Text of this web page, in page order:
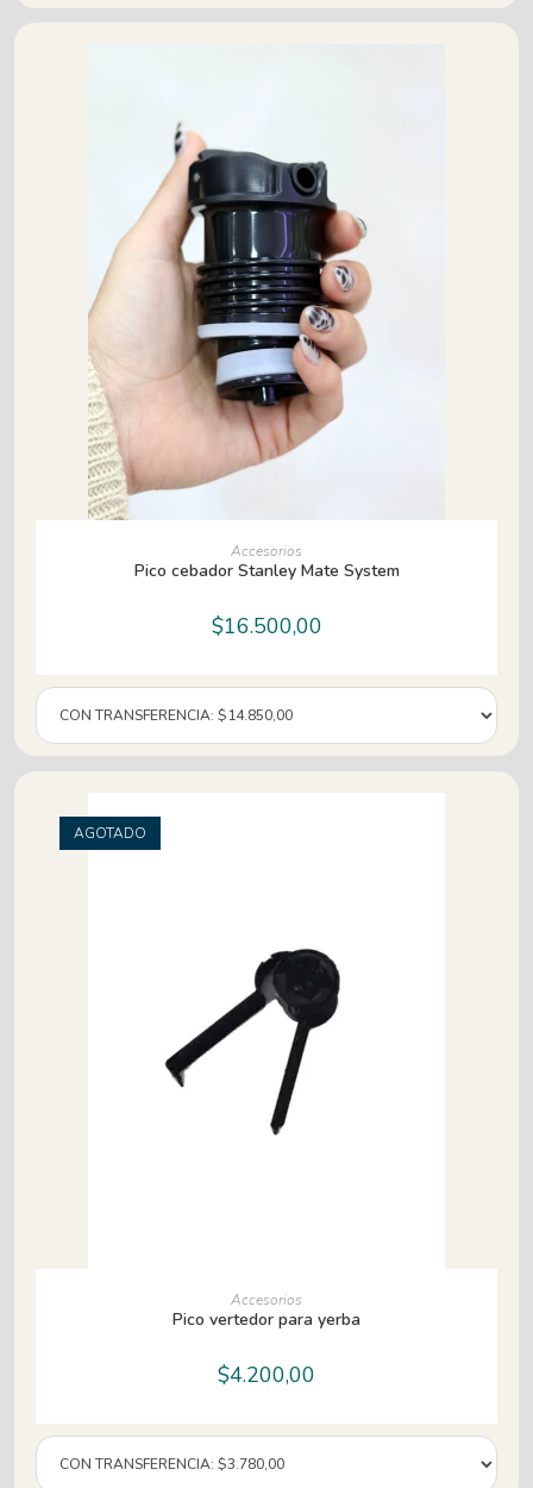
AÑADIR AL CARRITO
Accesorios
Pico cebador Stanley Mate System
$16.500,00
AGOTADO
LEER MÁS
Accesorios
Pico vertedor para yerba
$4.200,00